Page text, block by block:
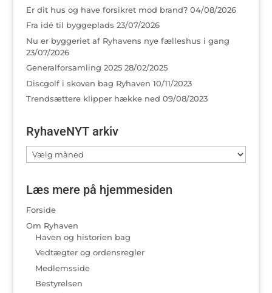
Er dit hus og have forsikret mod brand? 04/08/2026
Fra idé til byggeplads 23/07/2026
Nu er byggeriet af Ryhavens nye fælleshus i gang
23/07/2026
Generalforsamling 2025 28/02/2025
Discgolf i skoven bag Ryhaven 10/11/2023
Trendsættere klipper hække ned 09/08/2023
RyhaveNYT arkiv
RyhaveNYT
arkiv
Læs mere på hjemmesiden
Forside
Om Ryhaven
Haven og historien bag
Vedtægter og ordensregler
Medlemsside
Bestyrelsen